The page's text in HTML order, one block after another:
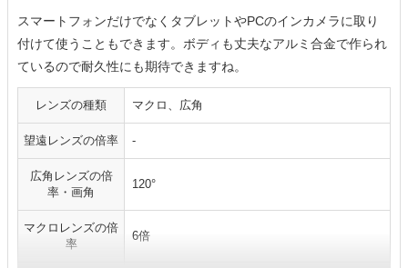
スマートフォンだけでなくタブレットやPCのインカメラに取り
付けて使うこともできます。ボディも丈夫なアルミ合金で作られ
ているので耐久性にも期待できますね。
レンズの種類 マクロ、広角
望遠レンズの倍率 -
広角レンズの倍
率・画角
120°
マクロレンズの倍
率
6倍